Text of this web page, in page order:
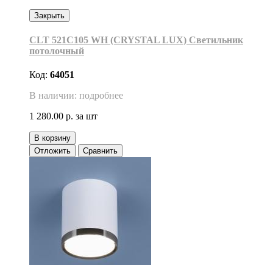
Закрыть
CLT 521C105 WH (CRYSTAL LUX) Светильник
потолочный
Код: 64051
В наличии: подробнее
1 280.00 р. за шт
В корзину
Отложить
Сравнить